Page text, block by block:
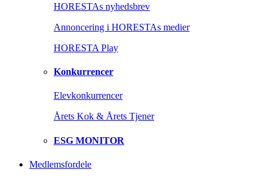
HORESTAs nyhedsbrev
Annoncering i HORESTAs medier
HORESTA Play
Konkurrencer
Elevkonkurrencer
Årets Kok & Årets Tjener
ESG MONITOR
Medlemsfordele